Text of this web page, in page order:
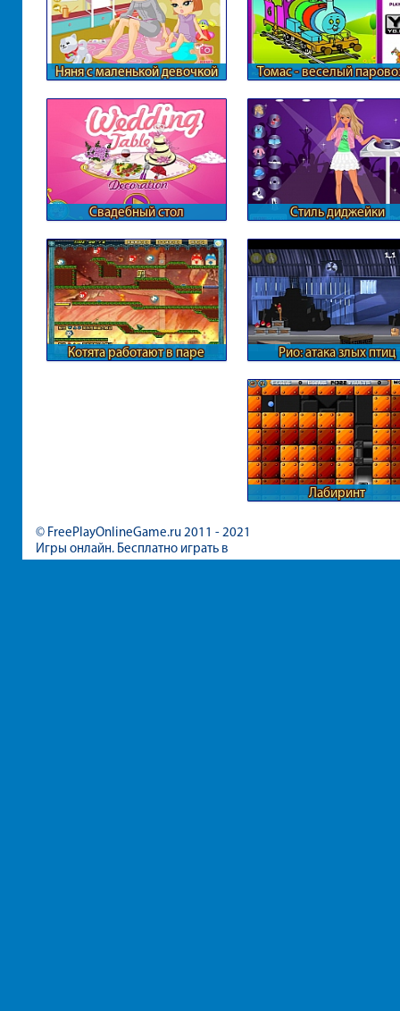
Няня с маленькой девочкой Томас - веселый
Свадебный стол Стиль диджейки
Котята работают в паре Рио: атака злых птиц
Лабиринт
© FreePlayOnlineGame.ru 2011 - 2021
Игры онлайн. Бесплатно играть в
игры для девочек и мальчиков